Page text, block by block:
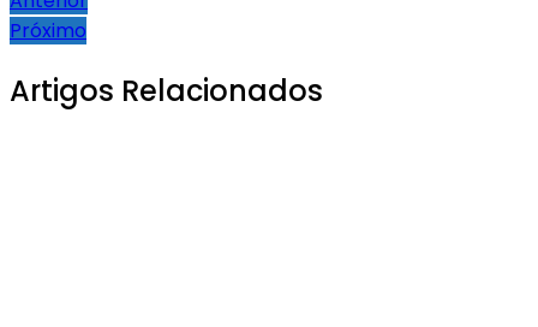
Próximo
Artigos Relacionados